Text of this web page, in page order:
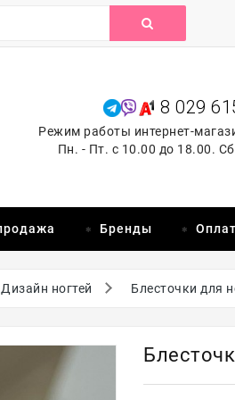
8 029
Режим работы интернет-
Пн. - Пт. с 10.00 до 18.00.
Бренды
Дизайн ногтей Блесточки для